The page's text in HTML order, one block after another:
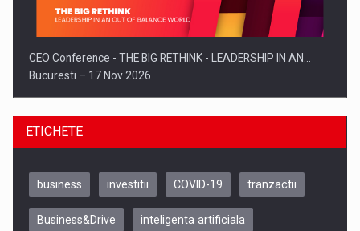
CEO Conference - THE BIG RETHINK - LEADERSHIP IN AN…
Bucuresti – 17 Nov 2026
ETICHETE
business investitii COVID-19 tranzactii
Business&Drive inteligenta artificiala